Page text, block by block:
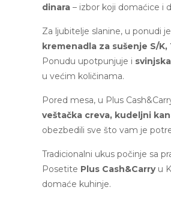
dinara – izbor koji domaćice i
Za ljubitelje slanine, u ponudi je
kremenadla za sušenje S/K,
Ponudu upotpunjuje i
u većim količinama.
Pored mesa, u Plus
veštačka creva, kudeljni
obezbedili sve što vam je
Tradicionalni ukus počinje sa
Posetite Plus Cash&Carryu
domaće kuhinje.